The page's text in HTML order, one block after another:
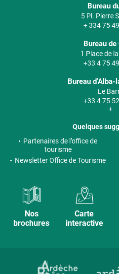
Bureau
5 Pl. Pierre
+ 334 75
Bureau de
1 Place de
+33 4 75
Bureau
Le
+33 4 75
+
Quelques
Partenaires de l’office de
tourisme
Newsletter Office de Tourisme
Nos
brochures
Carte
interactive